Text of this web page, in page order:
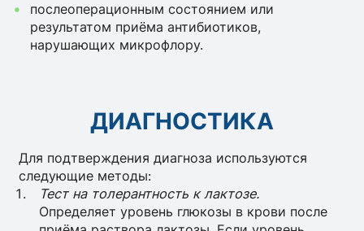
послеоперационным состоянием или
результатом приёма антибиотиков,
нарушающих микрофлору.
ДИАГНОСТИКА
Для подтверждения диагноза используются
следующие методы:
Тест на толерантность к лактозе.
Определяет уровень глюкозы в крови после